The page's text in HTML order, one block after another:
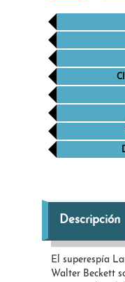
Descripción
El superespía
Walter Beckett